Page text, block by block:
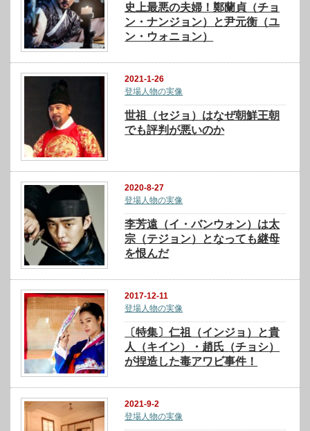
史上最悪の夫婦！鄭蘭貞（チョ
ン・ナンジョン）と尹元衡（ユ
ン・ウォニョン）
2021-1-26
登場人物の実像
世祖（セジョ）はなぜ朝鮮王朝
でも評判が悪いのか
2020-8-27
登場人物の実像
李芳遠（イ・バンウォン）は太
宗（テジョン）となっても継母
を恨んだ
2017-12-11
登場人物の実像
〔特集〕仁祖（インジョ）と貴
人（キイン）・趙氏（チョシ）
が捏造した毒アワビ事件！
2021-9-2
登場人物の実像